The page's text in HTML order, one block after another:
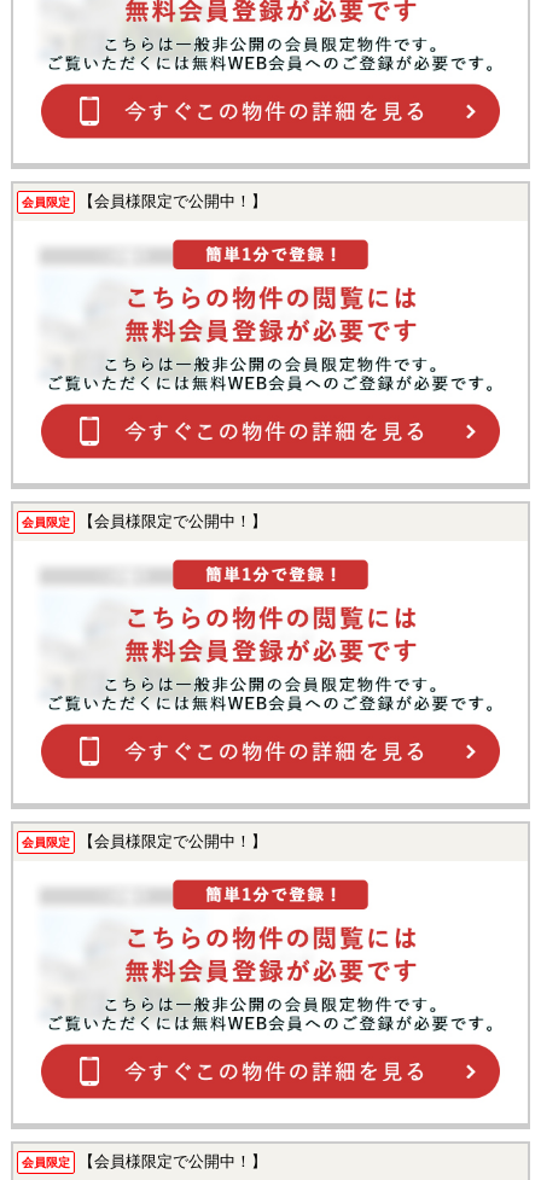
会員限定 【会員様限定で公開中！】
会員限定 【会員様限定で公開中！】
会員限定 【会員様限定で公開中！】
会員限定 【会員様限定で公開中！】